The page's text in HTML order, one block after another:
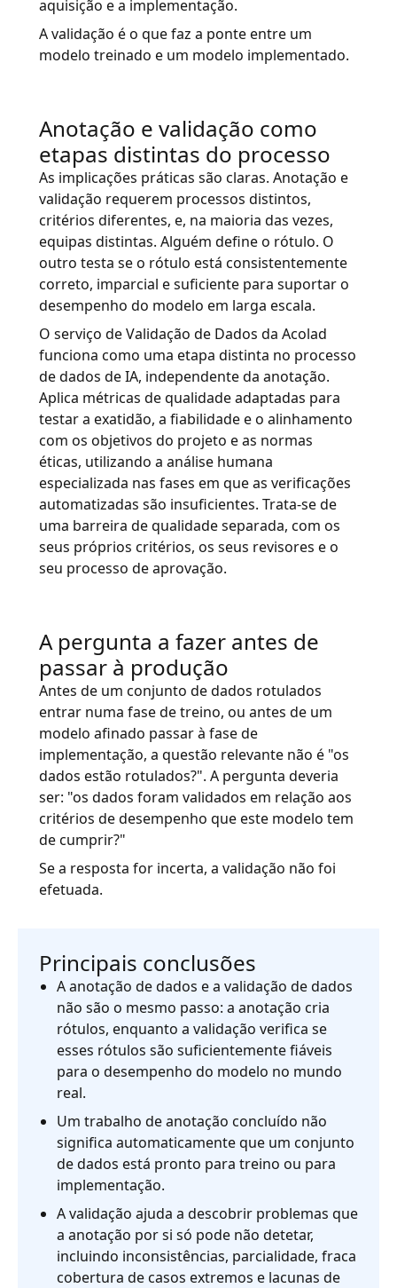
aquisição e a implementação.
A validação é o que faz a ponte entre um
modelo treinado e um modelo implementado.
Anotação e validação como
etapas distintas do processo
As implicações práticas são claras. Anotação e
validação requerem processos distintos,
critérios diferentes, e, na maioria das vezes,
equipas distintas. Alguém define o rótulo. O
outro testa se o rótulo está consistentemente
correto, imparcial e suficiente para suportar o
desempenho do modelo em larga escala.
O serviço de Validação de Dados da Acolad
funciona como uma etapa distinta no processo
de dados de IA, independente da anotação.
Aplica métricas de qualidade adaptadas para
testar a exatidão, a fiabilidade e o alinhamento
com os objetivos do projeto e as normas
éticas, utilizando a análise humana
especializada nas fases em que as verificações
automatizadas são insuficientes. Trata-se de
uma barreira de qualidade separada, com os
seus próprios critérios, os seus revisores e o
seu processo de aprovação.
A pergunta a fazer antes de
passar à produção
Antes de um conjunto de dados rotulados
entrar numa fase de treino, ou antes de um
modelo afinado passar à fase de
implementação, a questão relevante não é "os
dados estão rotulados?". A pergunta deveria
ser: "os dados foram validados em relação aos
critérios de desempenho que este modelo tem
de cumprir?"
Se a resposta for incerta, a validação não foi
efetuada.
Principais conclusões
A anotação de dados e a validação de dados
não são o mesmo passo: a anotação cria
rótulos, enquanto a validação verifica se
esses rótulos são suficientemente fiáveis
para o desempenho do modelo no mundo
real.
Um trabalho de anotação concluído não
significa automaticamente que um conjunto
de dados está pronto para treino ou para
implementação.
A validação ajuda a descobrir problemas que
a anotação por si só pode não detetar,
incluindo inconsistências, parcialidade, fraca
cobertura de casos extremos e lacunas de